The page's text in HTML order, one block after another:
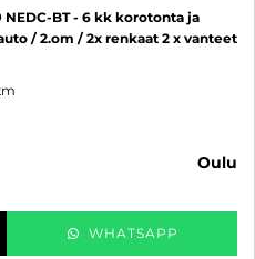
NEDC-BT - 6 kk korotonta ja
/ 2.om / 2x renkaat 2 x vanteet
oulu
WHATSAPP